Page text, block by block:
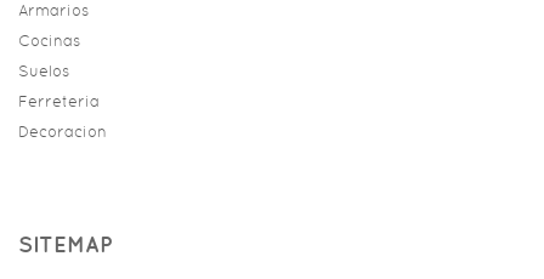
Armarios
Cocinas
Suelos
Ferreteria
Decoracion
SITEMAP